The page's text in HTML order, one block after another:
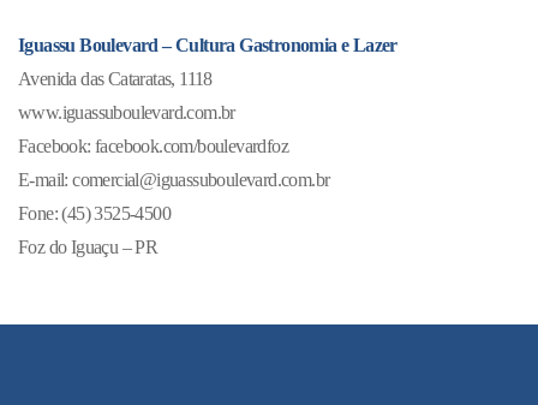
Iguassu Boulevard – Cultura Gastronomia e Lazer
Avenida das Cataratas, 1118
www.iguassuboulevard.com.br
Facebook: facebook.com/boulevardfoz
E-mail: comercial@iguassuboulevard.com.br
Fone: (45) 3525-4500
Foz do Iguaçu – PR